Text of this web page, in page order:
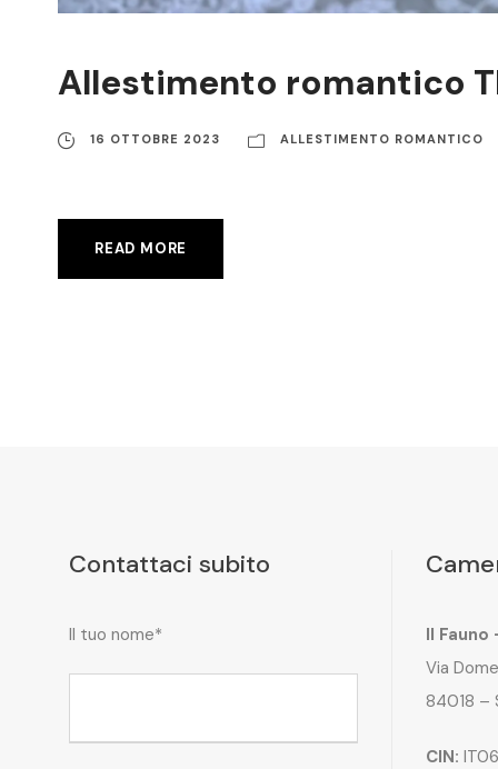
Allestimento romantico
16 OTTOBRE 2023 ALLESTIMENTO ROMANTICO
READ MORE
Contattaci subito
Il tuo nome*
Il Fauno
Via
84018 –
CIN: